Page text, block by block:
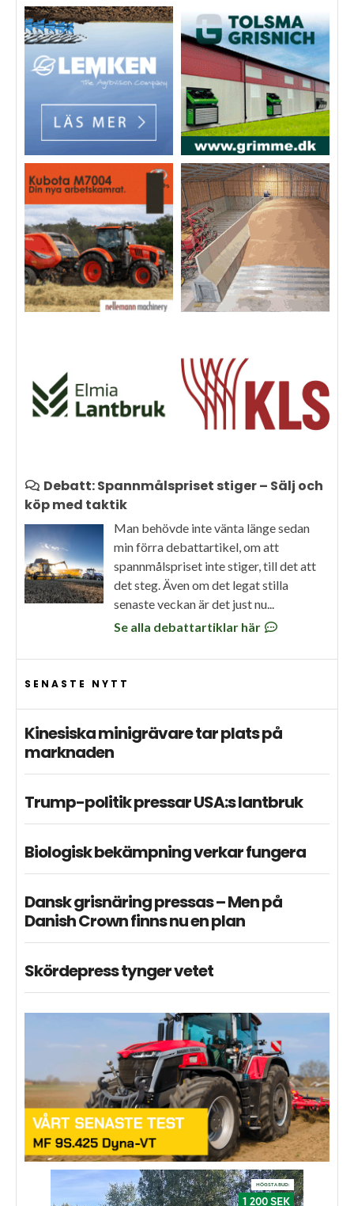
Debatt: Spannmålspriset stiger – Sälj och
köp med taktik
Man behövde inte vänta länge sedan
min förra debattartikel, om att
spannmålspriset inte stiger, till det att
det steg. Även om det legat stilla
senaste veckan är det just nu...
Se alla debattartiklar här
SENASTE NYTT
Kinesiska minigrävare tar plats på
marknaden
Trump-politik pressar USA:s lantbruk
Biologisk bekämpning verkar fungera
Dansk grisnäring pressas – Men på
Danish Crown finns nu en plan
Skördepress tynger vetet